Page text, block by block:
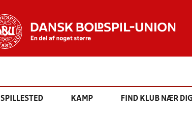
SPILLESTED KAMP FIND KLUB NÆR